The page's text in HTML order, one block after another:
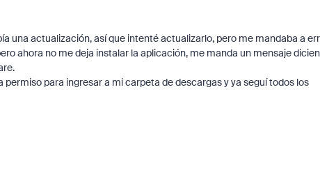
una actualización, así que intenté actualizarlo, pero me mandaba a
ahora no me deja instalar la aplicación, me manda un mensaje
para ingresar a mi carpeta de descargas y ya seguí todos los